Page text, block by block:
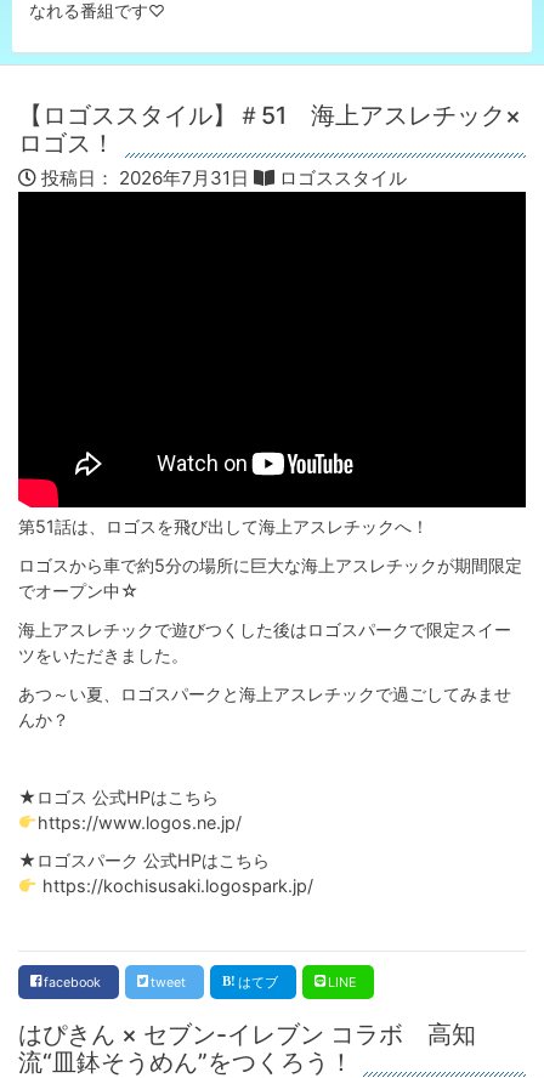
なれる番組です♡
【ロゴススタイル】＃51 海上アスレチック×
ロゴス！
投稿日： 2026年7月31日 ロゴススタイル
第51話は、ロゴスを飛び出して海上アスレチックへ！
ロゴスから車で約5分の場所に巨大な海上アスレチックが期間限定
でオープン中☆
海上アスレチックで遊びつくした後はロゴスパークで限定スイー
ツをいただきました。
あつ～い夏、ロゴスパークと海上アスレチックで過ごしてみませ
んか？
★ロゴス 公式HPはこちら
https://www.logos.ne.jp/
★ロゴスパーク 公式HPはこちら
https://kochisusaki.logospark.jp/
facebook tweet はてブ LINE
はぴきん × セブン-イレブン コラボ 高知
流“皿鉢そうめん”をつくろう！